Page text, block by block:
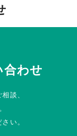
わせ
談、
い。